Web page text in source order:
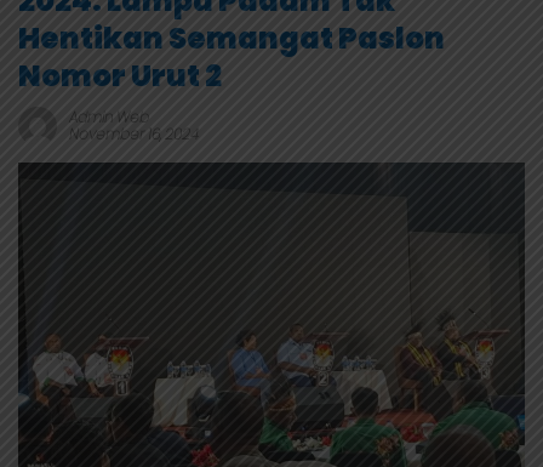
Hentikan Semangat Paslon
Nomor Urut 2
Admin Web
November 16, 2024